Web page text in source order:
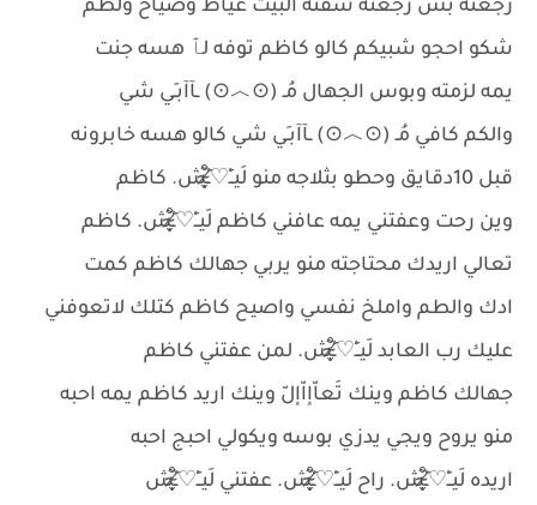
رجعنه بس رجعنه شفنه البيت عياط وصياح ولطم
شكو احجو شبيكم كالو كاظم توفه لٱ هسه جنت
يمه لزمته وبوس الجهال مُـ (⊙︿⊙) ـآآبـِي شي
والكم كافي مُـ (⊙︿⊙) ـآآبـِي شي كالو هسه خابرونه
قبل 10دقايق وحطو بثلاجه منو لَيــِْ♡̷̴̬̩̃̊ـِْش. كاظم
وين رحت وعفتني يمه عافني كاظم لَيــِْ♡̷̴̬̩̃̊ـِْش. كاظم
تعالي اريدك محتاجته منو يربي جهالك كاظم كمت
ادك والطم واملخ نفسي واصيح كاظم كتلك لاتعوفني
عليك رب العابد لَيــِْ♡̷̴̬̩̃̊ـِْش. لمن عفتني كاظم
جهالك كاظم وينك تَعاّإاّإلّ وينك اريد كاظم يمه احبه
منو يروح ويجي يدزي بوسه ويكولي احبج احبه
اريده لَيــِْ♡̷̴̬̩̃̊ـِْش. راح لَيــِْ♡̷̴̬̩̃̊ـِْش. عفتني لَيــِْ♡̷̴̬̩̃̊ـِْش